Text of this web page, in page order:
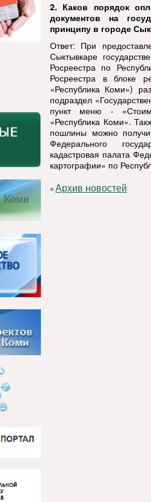
2. Каков порядок
документов на
принципу в городе
Ответ: При
Сыктывкаре
Росреестра по
Росреестра в блоке
«Республика Коми»)
подраздел
пункт меню -
«Республика Коми».
пошлины можно
Федерального
кадастровая палата
картографии» по
«Архив новостей